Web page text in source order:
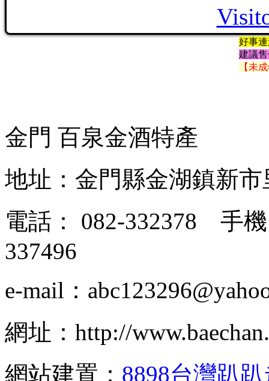
好事
建議
【未
金門 百泉金酒特產
地址：金門縣金湖鎮新
電話： 082-332378 手
337496
e-mail：
網址：http://
網站建置： 8898台灣趴